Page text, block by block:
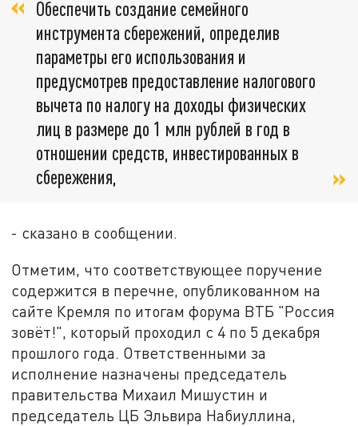
Обеспечить создание семейного
инструмента сбережений, определив
параметры его использования и
предусмотрев предоставление налогового
вычета по налогу на доходы физических
лиц в размере до 1 млн рублей в год в
отношении средств, инвестированных в
сбережения,
- сказано в сообщении.
Отметим, что соответствующее поручение
содержится в перечне, опубликованном на
сайте Кремля по итогам форума ВТБ "Россия
зовёт!", который проходил с 4 по 5 декабря
прошлого года. Ответственными за
исполнение назначены председатель
правительства Михаил Мишустин и
председатель ЦБ Эльвира Набиуллина,